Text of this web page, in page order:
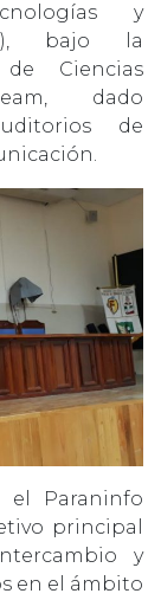
y
bajo la
Ciencias
dado
de
Paraninfo
principal
y
en el ámbito